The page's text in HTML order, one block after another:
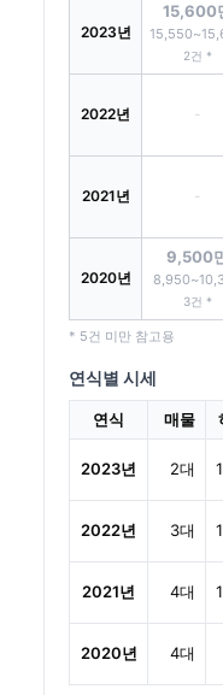
2023년
15,600
2건 *
2022년 -
2021년 -
2020년
9,500
3건 *
* 5건 미만 참고용
연식별 시세
연식 매물
2023년 2대
2022년 3대
2021년 4대
2020년 4대